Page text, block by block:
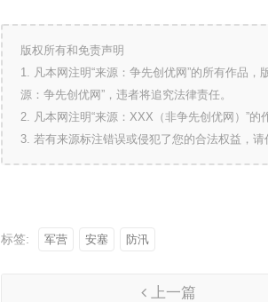
版权所有和免责声明
1. 凡本网注明“来源：争先创优网”的所有作品
源：争先创优网”，违者将追究法律责任。
2. 凡本网注明“来源：XXX（非争先创优网）”的
3. 若有来源标注错误或侵犯了您的合法权益，
标签: 军营 安塞 防汛
上一篇